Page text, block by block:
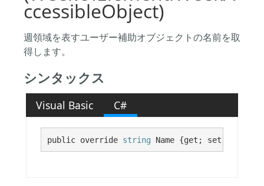
ccessibleObject)
週領域を表すユーザー補助オブジェクトの名前を取
得します。
シンタックス
Visual Basic C#
public override string Name {get; set;}